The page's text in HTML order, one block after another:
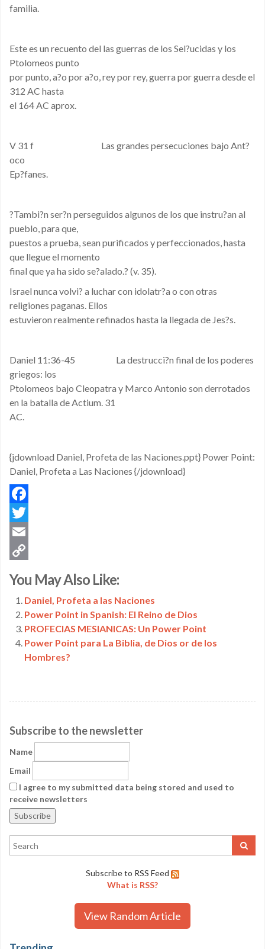
familia.
Este es un recuento del las guerras de los Sel?ucidas y los
Ptolomeos punto
por punto, a?o por a?o, rey por rey, guerra por guerra desde el
312 AC hasta
el 164 AC aprox.
V 31 f Las grandes persecuciones bajo Ant?
oco
Ep?fanes.
?Tambi?n ser?n perseguidos algunos de los que instru?an al
pueblo, para que,
puestos a prueba, sean purificados y perfeccionados, hasta
que llegue el momento
final que ya ha sido se?alado.? (v. 35).
Israel nunca volvi? a luchar con idolatr?a o con otras
religiones paganas. Ellos
estuvieron realmente refinados hasta la llegada de Jes?s.
Daniel 11:36-45 La destrucci?n final de los poderes
griegos: los
Ptolomeos bajo Cleopatra y Marco Antonio son derrotados
en la batalla de Actium. 31
AC.
{jdownload Daniel, Profeta de las Naciones.ppt} Power Point:
Daniel, Profeta a Las Naciones {/jdownload}
Facebook
Twitter
Email
Link
You May Also Like:
Daniel, Profeta a las Naciones
Power Point in Spanish: El Reino de Dios
PROFECIAS MESIANICAS: Un Power Point
Power Point para La Biblia, de Dios or de los
Hombres?
Subscribe to the newsletter
Name
Email
I agree to my submitted data being stored and used to
receive newsletters
Subscribe to RSS Feed
What is RSS?
View Random Article